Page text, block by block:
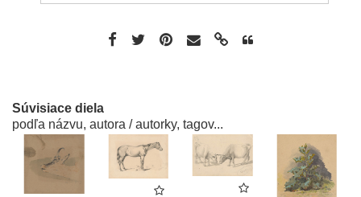
Súvisiace diela
podľa názvu, autora / autorky, tagov...